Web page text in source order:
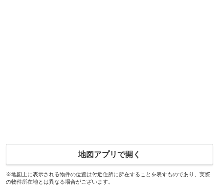
地図アプリで開く
※地図上に表示される物件の位置は付近住所に所在することを表すものであり、実際
の物件所在地とは異なる場合がございます。